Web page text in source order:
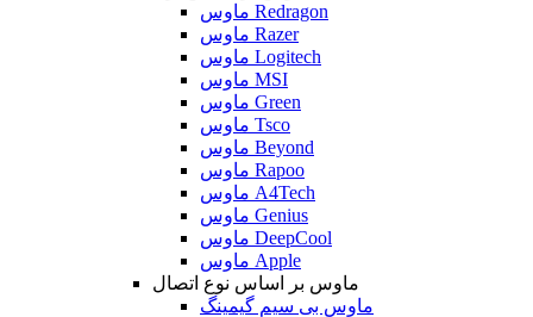
ماوس Redragon
ماوس Razer
ماوس Logitech
ماوس MSI
ماوس Green
ماوس Tsco
ماوس Beyond
ماوس Rapoo
ماوس A4Tech
ماوس Genius
ماوس DeepCool
ماوس Apple
ماوس بر اساس نوع اتصال
ماوس بی سیم گیمینگ